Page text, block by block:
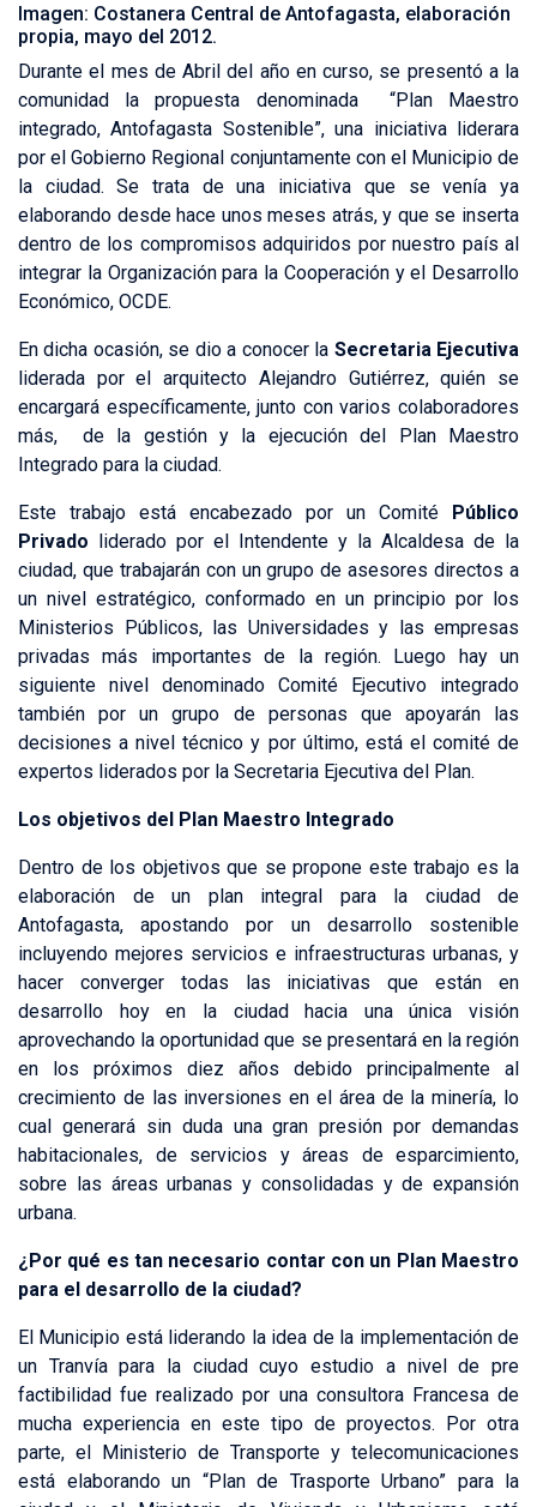
Imagen: Costanera Central de Antofagasta, elaboración
propia, mayo del 2012.
Durante el mes de Abril del año en curso, se presentó a la
comunidad la propuesta denominada “Plan Maestro
integrado, Antofagasta Sostenible”, una iniciativa liderara
por el Gobierno Regional conjuntamente con el Municipio de
la ciudad. Se trata de una iniciativa que se venía ya
elaborando desde hace unos meses atrás, y que se inserta
dentro de los compromisos adquiridos por nuestro país al
integrar la Organización para la Cooperación y el Desarrollo
Económico, OCDE.
En dicha ocasión, se dio a conocer la Secretaria Ejecutiva
liderada por el arquitecto Alejandro Gutiérrez, quién se
encargará específicamente, junto con varios colaboradores
más, de la gestión y la ejecución del Plan Maestro
Integrado para la ciudad.
Este trabajo está encabezado por un Comité Público
Privado liderado por el Intendente y la Alcaldesa de la
ciudad, que trabajarán con un grupo de asesores directos a
un nivel estratégico, conformado en un principio por los
Ministerios Públicos, las Universidades y las empresas
privadas más importantes de la región. Luego hay un
siguiente nivel denominado Comité Ejecutivo integrado
también por un grupo de personas que apoyarán las
decisiones a nivel técnico y por último, está el comité de
expertos liderados por la Secretaria Ejecutiva del Plan.
Los objetivos del Plan Maestro Integrado
Dentro de los objetivos que se propone este trabajo es la
elaboración de un plan integral para la ciudad de
Antofagasta, apostando por un desarrollo sostenible
incluyendo mejores servicios e infraestructuras urbanas, y
hacer converger todas las iniciativas que están en
desarrollo hoy en la ciudad hacia una única visión
aprovechando la oportunidad que se presentará en la región
en los próximos diez años debido principalmente al
crecimiento de las inversiones en el área de la minería, lo
cual generará sin duda una gran presión por demandas
habitacionales, de servicios y áreas de esparcimiento,
sobre las áreas urbanas y consolidadas y de expansión
urbana.
¿Por qué es tan necesario contar con un Plan Maestro
para el desarrollo de la ciudad?
El Municipio está liderando la idea de la implementación de
un Tranvía para la ciudad cuyo estudio a nivel de pre
factibilidad fue realizado por una consultora Francesa de
mucha experiencia en este tipo de proyectos. Por otra
parte, el Ministerio de Transporte y telecomunicaciones
está elaborando un “Plan de Trasporte Urbano” para la